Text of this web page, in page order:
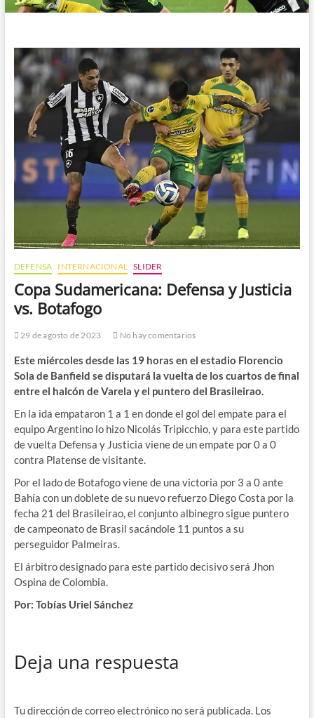
DEFENSA INTERNACIONAL SLIDER
Copa Sudamericana: Defensa y Justicia
vs. Botafogo
29 de agosto de 2023 No hay comentarios
Este miércoles desde las 19 horas en el estadio Florencio
Sola de Banfield se disputará la vuelta de los cuartos de final
entre el halcón de Varela y el puntero del Brasileirao.
En la ida empataron 1 a 1 en donde el gol del empate para el
equipo Argentino lo hizo Nicolás Tripicchio, y para este partido
de vuelta Defensa y Justicia viene de un empate por 0 a 0
contra Platense de visitante.
Por el lado de Botafogo viene de una victoria por 3 a 0 ante
Bahía con un doblete de su nuevo refuerzo Diego Costa por la
fecha 21 del Brasileirao, el conjunto albinegro sigue puntero
de campeonato de Brasil sacándole 11 puntos a su
perseguidor Palmeiras.
El árbitro designado para este partido decisivo será Jhon
Ospina de Colombia.
Por: Tobías Uriel Sánchez
Deja una respuesta
Tu dirección de correo electrónico no será publicada. Los